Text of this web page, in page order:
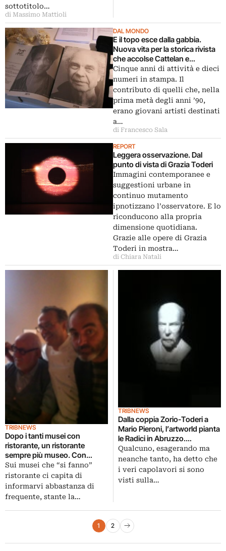
sottotitolo…
di Massimo Mattioli
DAL MONDO
E il topo esce dalla gabbia.
Nuova vita per la storica rivista
che accolse Cattelan e
Beecroft, di nuovo in stampa
grazie a un gruppo di giovani
artisti. Che ripartono dalla
Grande Mela…
Cinque anni di attività e dieci
numeri in stampa. Il
contributo di quelli che, nella
prima metà degli anni ’90,
erano giovani artisti destinati
a…
di Francesco Sala
REPORT
Leggera osservazione. Dal
punto di vista di Grazia Toderi
Immagini contemporanee e
suggestioni urbane in
continuo mutamento
ipnotizzano l’osservatore. E lo
riconducono alla propria
dimensione quotidiana.
Grazie alle opere di Grazia
Toderi in mostra…
di Chiara Natali
TRIBNEWS
Dopo i tanti musei con
ristorante, un ristorante
sempre più museo. Con
Cattelan, Gavin Turk, Ceal
Floyer. Riapre a Modena post
restyling l’Osteria
Francescana di Massimo
Bottura
Sui musei che “si fanno”
ristorante ci capita di
informarvi abbastanza di
frequente, stante la…
TRIBNEWS
Dalla coppia Zorio-Toderi a
Mario Pieroni, l’artworld pianta
le Radici in Abruzzo.
Fotogallery (e ricco chiccera)
dalle mostre di Castelbasso
Qualcuno, esagerando ma
neanche tanto, ha detto che
i veri capolavori si sono
visti sulla…
Paginazione degli articoli
1 2
Pagina successiva